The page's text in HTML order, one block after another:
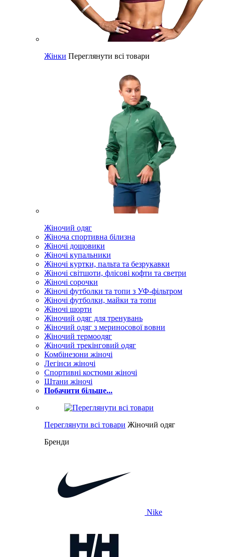
Жінки Переглянути всі товари
Жіночий одяг
Жіноча спортивна білизна
Жіночі дощовики
Жіночі купальники
Жіночі куртки, пальта та безрукавки
Жіночі світшоти, флісові кофти та светри
Жіночі сорочки
Жіночі футболки та топи з УФ-фільтром
Жіночі футболки, майки та топи
Жіночі шорти
Жіночий одяг для тренувань
Жіночий одяг з мериносової вовни
Жіночий термоодяг
Жіночий трекінговий одяг
Комбінезони жіночі
Легінси жіночі
Спортивні костюми жіночі
Штани жіночі
Побачити більше...
Переглянути всі товари Жіночий одяг
Бренди
Nike